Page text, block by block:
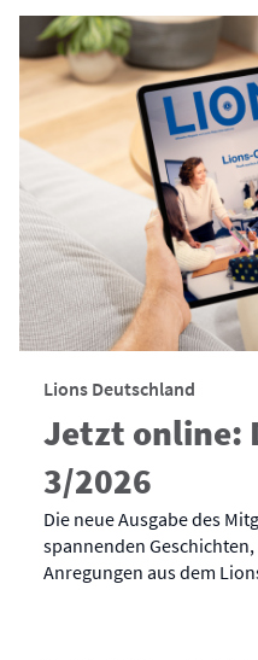
Lions Deutschland
Jetzt online:
3/2026
Die neue Ausgabe des
spannenden
Anregungen aus dem